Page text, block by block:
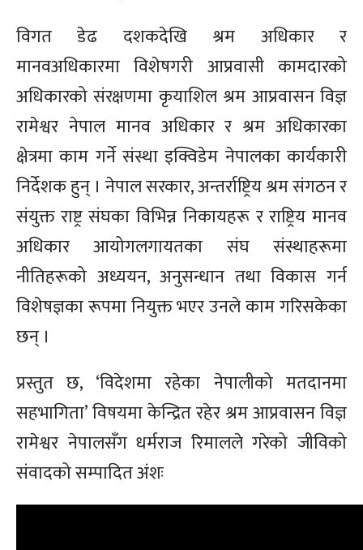
विगत डेढ दशकदेखि श्रम अधिकार र
मानवअधिकारमा विशेषगरी आप्रवासी कामदारको
अधिकारको संरक्षणमा कृयाशिल श्रम आप्रवासन विज्ञ
रामेश्वर नेपाल मानव अधिकार र श्रम अधिकारका
क्षेत्रमा काम गर्ने संस्था इक्विडेम नेपालका कार्यकारी
निर्देशक हुन् । नेपाल सरकार, अन्तर्राष्ट्रिय श्रम संगठन र
संयुक्त राष्ट्र संघका विभिन्न निकायहरू र राष्ट्रिय मानव
अधिकार आयोगलगायतका संघ संस्थाहरूमा
नीतिहरूको अध्ययन, अनुसन्धान तथा विकास गर्न
विशेषज्ञका रूपमा नियुक्त भएर उनले काम गरिसकेका
छन् ।
प्रस्तुत छ, ‘विदेशमा रहेका नेपालीको मतदानमा
सहभागिता’ विषयमा केन्द्रित रहेर श्रम आप्रवासन विज्ञ
रामेश्वर नेपालसँग धर्मराज रिमालले गरेको जीविको
संवादको सम्पादित अंशः